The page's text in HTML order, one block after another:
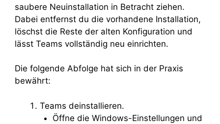
saubere Neuinstallation in Betracht ziehen.
Dabei entfernst du die vorhandene Installation,
löschst die Reste der alten Konfiguration und
lässt Teams vollständig neu einrichten.
Die folgende Abfolge hat sich in der Praxis
bewährt:
Teams deinstallieren.
Öffne die Windows-Einstellungen und